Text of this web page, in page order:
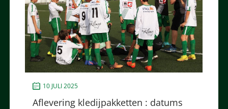
10 JULI 2025
Aflevering kledijpakketten : datums